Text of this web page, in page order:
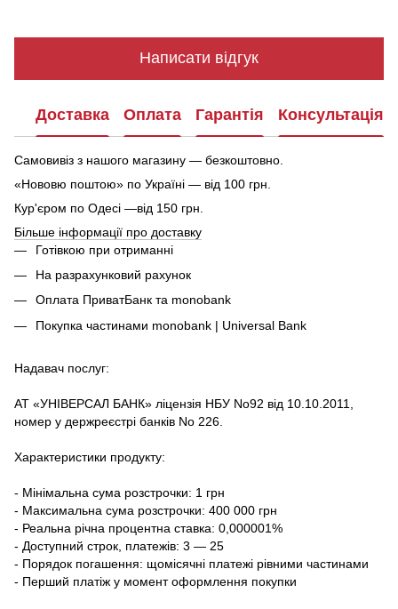
Написати відгук
Доставка Оплата Гарантія Консультація
Самовивіз з нашого магазину — безкоштовно.
«Нововю поштою» по Україні — від 100 грн.
Кур'єром по Одесі —від 150 грн.
Більше інформації про доставку
Готівкою при отриманні
На разрахунковий рахунок
Оплата ПриватБанк та monobank
Покупка частинами monobank | Universal Bank
Надавач послуг:
АТ «УНІВЕРСАЛ БАНК» ліцензія НБУ No92 від 10.10.2011,
номер у держреєстрі банків No 226.
Характеристики продукту:
- Мінімальна сума розстрочки: 1 грн
- Максимальна сума розстрочки: 400 000 грн
- Реальна річна процентна ставка: 0,000001%
- Доступний строк, платежів: 3 — 25
- Порядок погашення: щомісячні платежі рівними частинами
- Перший платіж у момент оформлення покупки